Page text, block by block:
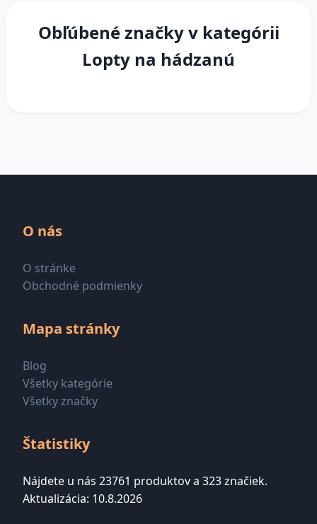
Obľúbené značky v kategórii
Lopty na hádzanú
O nás
O stránke
Obchodné podmienky
Mapa stránky
Blog
Všetky kategórie
Všetky značky
Štatistiky
Nájdete u nás 23761 produktov a 323 značiek.
Aktualizácia: 10.8.2026